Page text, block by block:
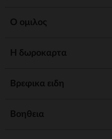
Ο ομιλος
Η δωροκαρτα
Βρεφικα ειδη
Βοηθεια